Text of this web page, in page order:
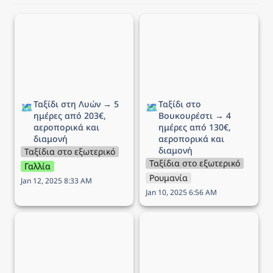
🗺️Ταξίδι στη Λυών → 5
ημέρες από 203€,
αεροπορικά και
διαμονή
Ταξίδια στο εξωτερικό
Γαλλία
Jan 12, 2025 8:33 AM
🗺️Ταξίδι στο
Βουκουρέστι → 4
ημέρες από 130€,
αεροπορικά και
διαμονή
Ταξίδια στο εξωτερικό
Ρουμανία
Jan 10, 2025 6:56 AM